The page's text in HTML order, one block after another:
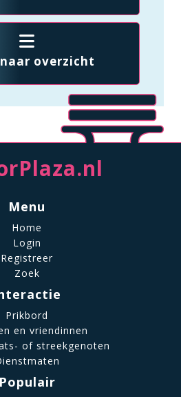
overzicht
Menu
Home
Login
Registreer
Zoek
Prikbord
en vriendinnen
of streekgenoten
Populair